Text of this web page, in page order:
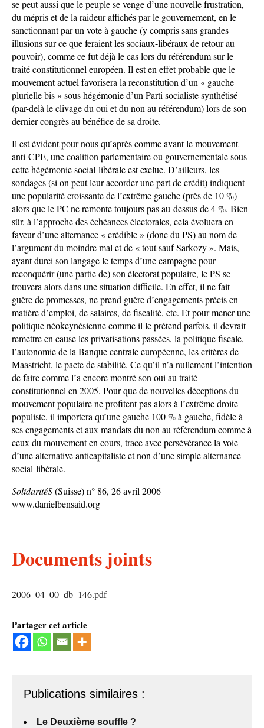
se peut aussi que le peuple se venge d’une nouvelle frustration,
du mépris et de la raideur affichés par le gouvernement, en le
sanctionnant par un vote à gauche (y compris sans grandes
illusions sur ce que feraient les sociaux-libéraux de retour au
pouvoir), comme ce fut déjà le cas lors du référendum sur le
traité constitutionnel européen. Il est en effet probable que le
mouvement actuel favorisera la reconstitution d’un « gauche
plurielle bis » sous hégémonie d’un Parti socialiste synthétisé
(par-delà le clivage du oui et du non au référendum) lors de son
dernier congrès au bénéfice de sa droite.
Il est évident pour nous qu’après comme avant le mouvement
anti-CPE, une coalition parlementaire ou gouvernementale sous
cette hégémonie social-libérale est exclue. D’ailleurs, les
sondages (si on peut leur accorder une part de crédit) indiquent
une popularité croissante de l’extrême gauche (près de 10 %)
alors que le PC ne remonte toujours pas au-dessus de 4 %. Bien
sûr, à l’approche des échéances électorales, cela évoluera en
faveur d’une alternance « crédible » (donc du PS) au nom de
l’argument du moindre mal et de « tout sauf Sarkozy ». Mais,
ayant durci son langage le temps d’une campagne pour
reconquérir (une partie de) son électorat populaire, le PS se
trouvera alors dans une situation difficile. En effet, il ne fait
guère de promesses, ne prend guère d’engagements précis en
matière d’emploi, de salaires, de fiscalité, etc. Et pour mener une
politique néokeynésienne comme il le prétend parfois, il devrait
remettre en cause les privatisations passées, la politique fiscale,
l’autonomie de la Banque centrale européenne, les critères de
Maastricht, le pacte de stabilité. Ce qu’il n’a nullement l’intention
de faire comme l’a encore montré son oui au traité
constitutionnel en 2005. Pour que de nouvelles déceptions du
mouvement populaire ne profitent pas alors à l’extrême droite
populiste, il importera qu’une gauche 100 % à gauche, fidèle à
ses engagements et aux mandats du non au référendum comme à
ceux du mouvement en cours, trace avec persévérance la voie
d’une alternative anticapitaliste et non d’une simple alternance
social-libérale.
SolidaritéS(Suisse) n° 86, 26 avril 2006
www.danielbensaid.org
Documents joints
2006_04_00_db_146.pdf
Partager cet article
Publications similaires :
Le Deuxième souffle ?